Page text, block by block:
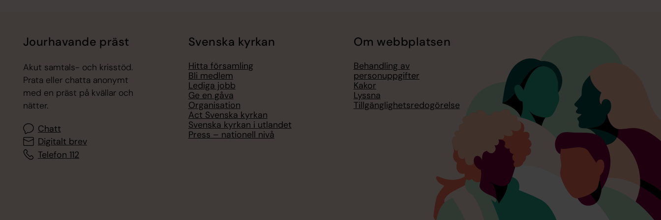
Jourhavande präst
Akut samtals- och krisstöd.
Prata eller chatta anonymt
med en präst på kvällar och
nätter.
Chatt
Digitalt brev
Telefon 112
Svenska kyrkan
Hitta församling
Bli medlem
Lediga jobb
Ge en gåva
Organisation
Act Svenska kyrkan
Svenska kyrkan i utlandet
Press – nationell nivå
Om webbplatsen
Behandling av
personuppgifter
Kakor
Lyssna
Tillgänglighetsredogörelse